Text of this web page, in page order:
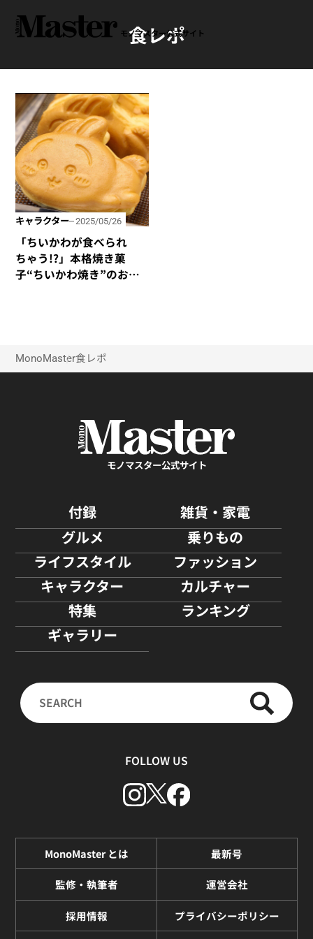
モノマスター公式サイト
食レポ
キャラクター 2025/05/26
「ちいかわが食べられ
ちゃう!?」本格焼き菓
子“ちいかわ焼き”のお店
MonoMaster食レポ
モノマスター公式サイト
付録
雑貨・家電
グルメ
乗りもの
ライフスタイル
ファッション
キャラクター
カルチャー
特集
ランキング
ギャラリー
FOLLOW US
MonoMaster とは 最新号
監修・執筆者 運営会社
採用情報 プライバシーポリシー